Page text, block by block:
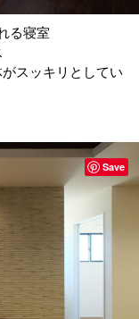
る寝室
スッキリとしてい
Save